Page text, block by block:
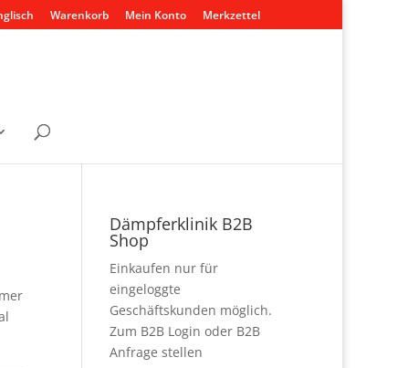
Warenkorb Mein Konto Merkzettel
Dämpferklinik B2B
Shop
Einkaufen nur für
eingeloggte
Geschäftskunden möglich.
Zum B2B Login oder B2B
Anfrage stellen